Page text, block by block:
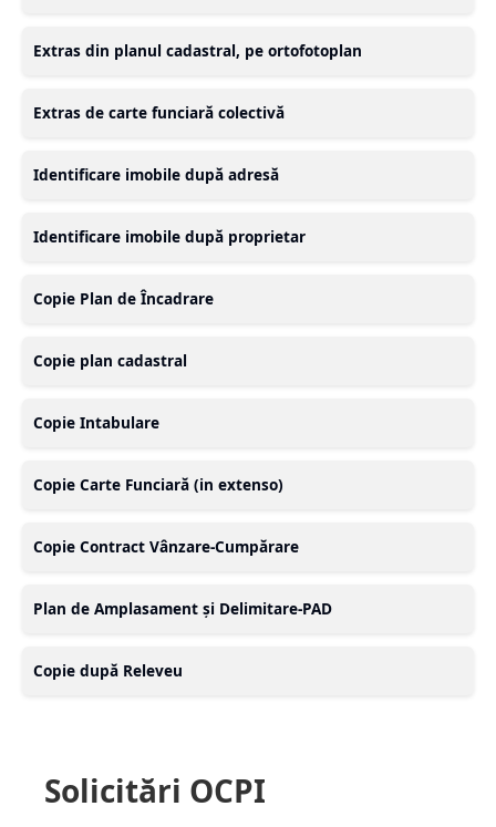
Extras din planul cadastral, pe ortofotoplan
Extras de carte funciară colectivă
Identificare imobile după adresă
Identificare imobile după proprietar
Copie Plan de Încadrare
Copie plan cadastral
Copie Intabulare
Copie Carte Funciară (in extenso)
Copie Contract Vânzare-Cumpărare
Plan de Amplasament și Delimitare-PAD
Copie după Releveu
Solicitări OCPI